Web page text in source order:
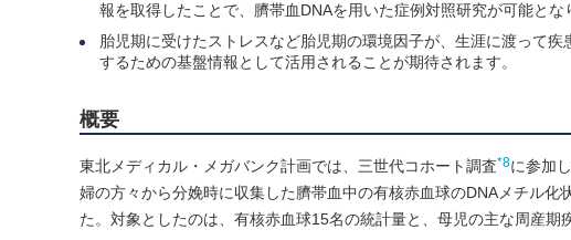
報を取得したことで、臍帯血DNAを用いた症例対照研究が可能とな
胎児期に受けたストレスなど胎児期の環境因子が、生涯に渡って
するための基盤情報として活用されることが期待されます。
概要
東北メディカル・メガバンク計画では、三世代コホート調査*8に参加
婦の方々から分娩時に収集した臍帯血中の有核赤血球のDNAメチル
た。対象としたのは、有核赤血球15名の統計量と、母児の主な周産